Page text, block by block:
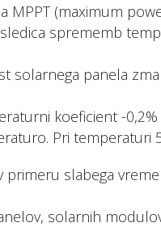
MPPT (maximum
sprememb
solarnega panela
koeficient -
Pri
slabega
solarnih